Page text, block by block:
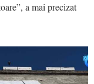
a mai precizat